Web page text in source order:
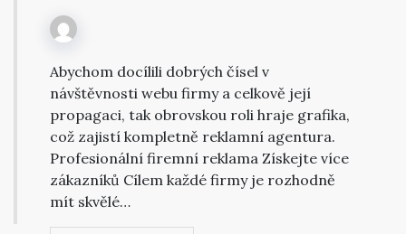
Abychom docílili dobrých čísel v
návštěvnosti webu firmy a celkově její
propagaci, tak obrovskou roli hraje grafika,
což zajistí kompletně reklamní agentura.
Profesionální firemní reklama Získejte více
zákazníků Cílem každé firmy je rozhodně
mít skvělé…